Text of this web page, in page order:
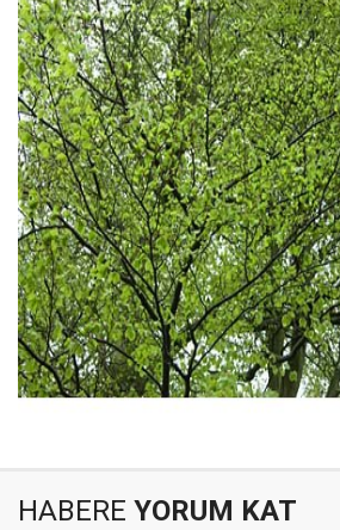
HABERE YORUM KAT